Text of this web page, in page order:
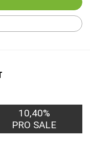
10,40%
PRO SALE